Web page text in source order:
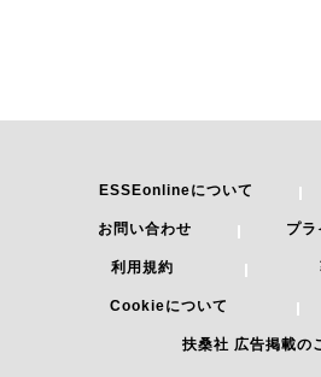
ESSEonlineについて
お問い合わせ プ
利用規約
Cookieについて
扶桑社 広告掲載の